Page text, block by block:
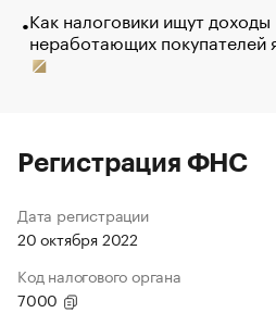
Как налоговики ищут доходы
неработающих покупателей
Регистрация ФНС
Дата регистрации
20 октября 2022
Код налогового органа
7000